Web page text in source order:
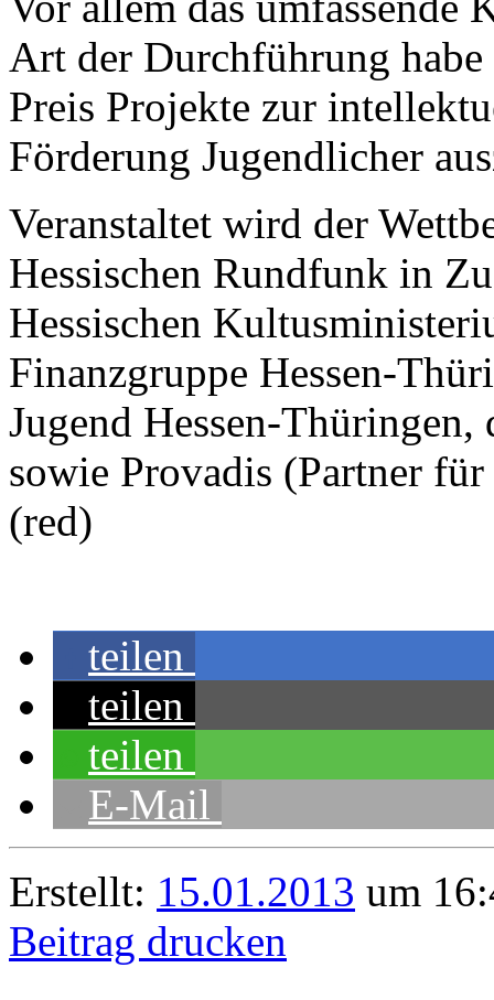
Art der Durchführung
Preis Projekte zur
Förderung Jugendlicher
Veranstaltet wird der
Hessischen Rundfunk in
Hessischen
Finanzgruppe Hessen-
Jugend Hessen-Thüringen,
sowie Provadis (Partner
(red)
teilen
teilen
teilen
E-Mail
Erstellt: 15.01.2013 um
Beitrag drucken